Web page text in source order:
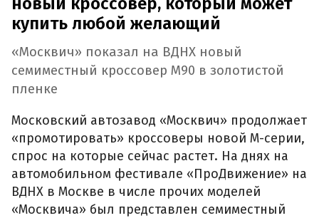
купить любой желающий
«Москвич» показал на ВДНХ новый
семиместный кроссовер М90 в золотистой
пленке
Московский автозавод «Москвич» продолжает
«промотировать» кроссоверы новой М-серии,
спрос на которые сейчас растет. На днях на
автомобильном фестивале «ПроДвижение» на
ВДНХ в Москве в числе прочих моделей
«Москвича» был представлен семиместный